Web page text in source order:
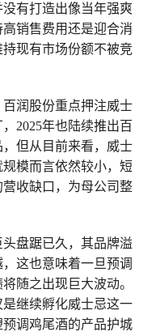
有打造出像当年强爽
销售费用还是迎合消
现有市场份额不被竞
润股份重点押注威士
2025年也陆续推出百
但从目前来看，威士
模而言依然较小，短
收缺口，为母公司整
盘踞已久，其品牌溢
这也意味着一旦预调
随之出现巨大波动。
继续孵化威士忌这一
调鸡尾酒的产品护城